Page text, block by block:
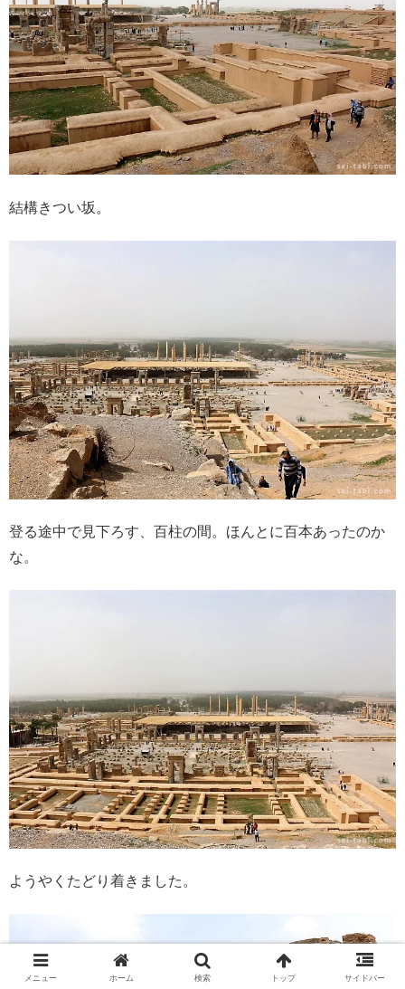
結構きつい坂。
登る途中で見下ろす、百柱の間。ほんとに百本あったのか
な。
ようやくたどり着きました。
メニュー ホーム 検索 トップ サイドバー